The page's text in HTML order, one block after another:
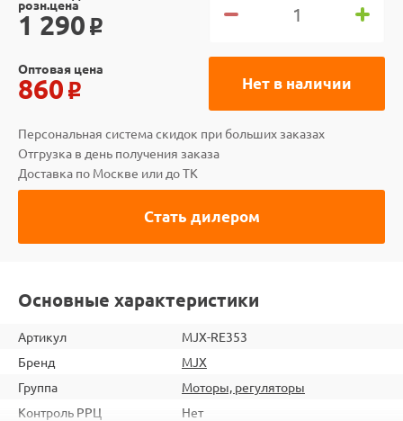
розн.цена
1 290 o
Нет в наличии
Оптовая цена
860 o
Персональная система скидок при больших заказах
Отгрузка в день получения заказа
Доставка по Москве или до ТК
Стать дилером
Основные характеристики
Артикул
MJX-RE353
Бренд
MJX
Группа
Моторы, регуляторы
Контроль РРЦ
Нет